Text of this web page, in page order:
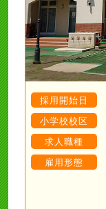
採用開始日
小学校校区
求人職種
雇用形態